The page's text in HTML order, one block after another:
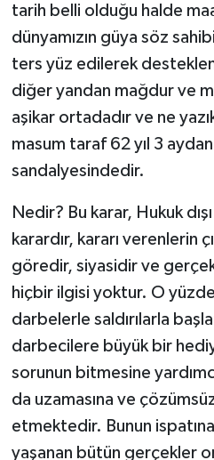
tarih belli olduğu halde
dünyamızın güya söz
ters yüz edilerek
diğer yandan mağdur ve
aşikar ortadadır ve ne
masum taraf 62 yıl 3
sandalyesindedir.
Nedir? Bu karar, Hukuk
karardır, kararı verenlerin
göredir, siyasidir ve
hiçbir ilgisi yoktur. O
darbelerle saldırılarla
darbecilere büyük bir
sorunun bitmesine
da uzamasına ve
etmektedir. Bunun
yaşanan bütün gerçekler